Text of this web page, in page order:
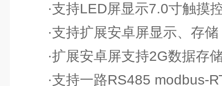
·支持LED屏显示7.0寸触摸
·支持扩展安卓屏显示、存储
·扩展安卓屏支持2G数据存
·支持一路RS485 modbus-